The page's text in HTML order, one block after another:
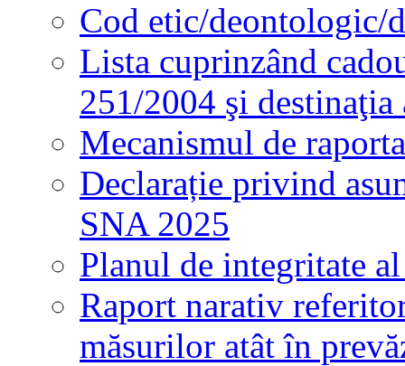
Cod etic/deontologic/
Lista cuprinzând
251/2004 şi destinaţia
Mecanismul de
Declarație privind
SNA 2025
Planul de integritate
Raport narativ
măsurilor atât în